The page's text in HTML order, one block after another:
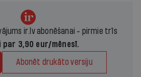
ir.lv abonēšanai - pirmie trīs
par 3,90 eur/mēnesī.
Abonēt drukāto versiju